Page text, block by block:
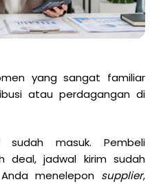
yang sangat familiar
atau perdagangan di
masuk. Pembeli
deal, jadwal kirim sudah
menelepon supplier,